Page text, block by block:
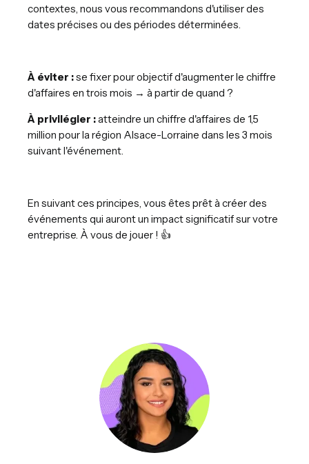
contextes, nous vous recommandons d'utiliser des
dates précises ou des périodes déterminées.
À éviter :se fixer pour objectif d'augmenter le chiffre
d'affaires en trois mois → à partir de quand ?
À privilégier :atteindre un chiffre d'affaires de 1,5
million pour la région Alsace-Lorraine dans les 3 mois
suivant l'événement.
En suivant ces principes, vous êtes prêt à créer des
événements qui auront un impact significatif sur votre
entreprise. À vous de jouer ! 👍